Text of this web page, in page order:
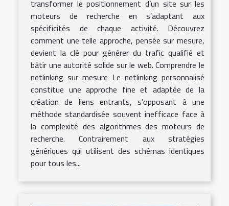
transformer le positionnement d’un site sur les
moteurs de recherche en s’adaptant aux
spécificités de chaque activité. Découvrez
comment une telle approche, pensée sur mesure,
devient la clé pour générer du trafic qualifié et
bâtir une autorité solide sur le web. Comprendre le
netlinking sur mesure Le netlinking personnalisé
constitue une approche fine et adaptée de la
création de liens entrants, s’opposant à une
méthode standardisée souvent inefficace face à
la complexité des algorithmes des moteurs de
recherche. Contrairement aux stratégies
génériques qui utilisent des schémas identiques
pour tous les...